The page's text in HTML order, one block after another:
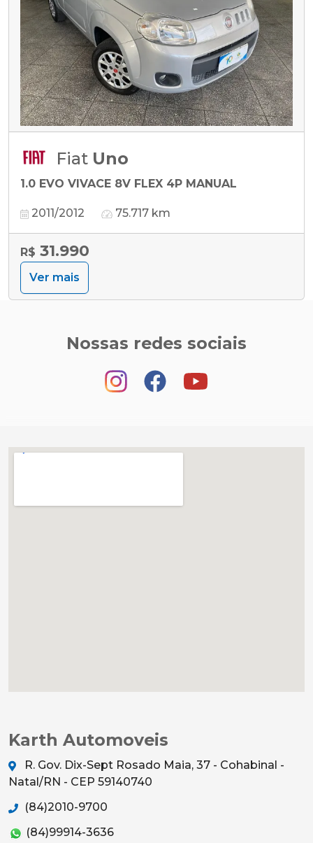
Fiat Uno
1.0 EVO VIVACE 8V FLEX 4P MANUAL
2011/2012 75.717 km
R$ 31.990
Ver mais
Nossas redes sociais
Karth Automoveis
R. Gov. Dix-Sept Rosado Maia, 37 - Cohabinal -
Natal/RN - CEP 59140740
(84)2010-9700
(84)99914-3636